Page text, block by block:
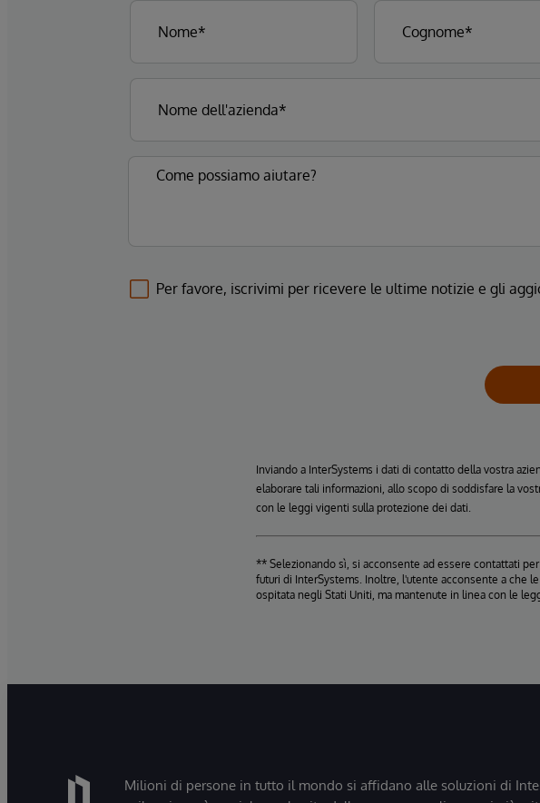
Per favore, iscrivimi per ricevere le ultime notizie e gli
Inviando a InterSystems i dati di contatto della vostra
elaborare tali informazioni, allo scopo di soddisfare la
con le leggi vigenti sulla protezione dei dati.
** Selezionando sì, si acconsente ad essere contattati
futuri di InterSystems. Inoltre, l'utente acconsente a che
ospitata negli Stati Uniti, ma mantenute in linea con le
Milioni di persone in tutto il mondo si affidano alle soluzioni di